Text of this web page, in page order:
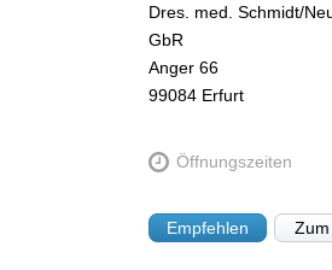
Dres. med. Schmidt/
GbR
Anger 66
99084 Erfurt
Öffnungszeiten
Empfehlen